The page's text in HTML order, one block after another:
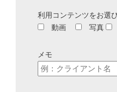
利用コンテンツをお選
動画
写真
メモ